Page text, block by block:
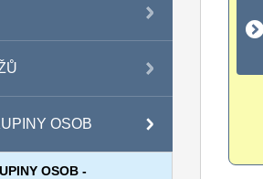
OSOB
OSOB -